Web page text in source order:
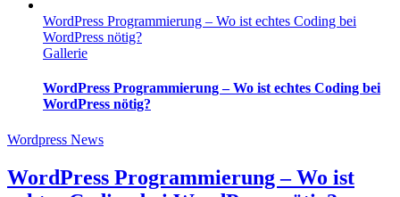
WordPress Programmierung – Wo ist echtes Coding bei
WordPress nötig?
Gallerie
WordPress Programmierung – Wo ist echtes Coding bei
WordPress nötig?
Wordpress News
WordPress Programmierung – Wo ist